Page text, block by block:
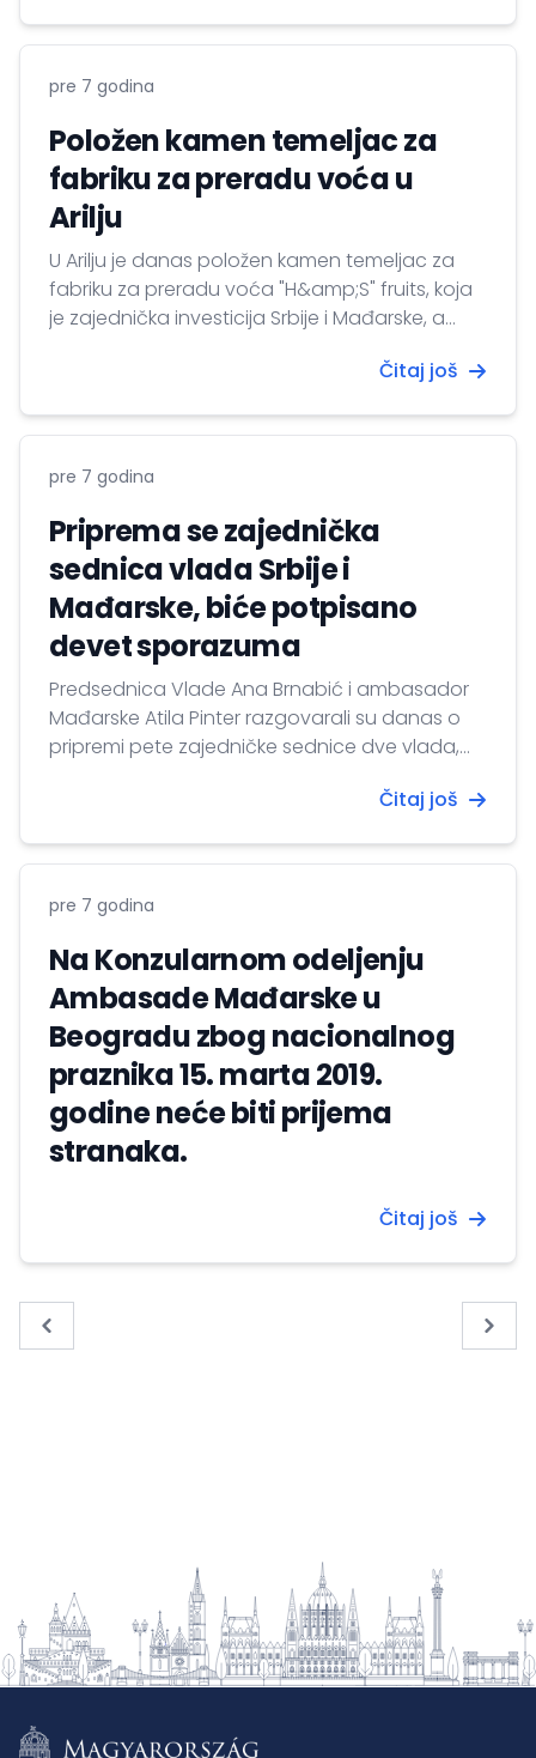
pre 7 godina
Položen kamen temeljac za
fabriku za preradu voća u
Arilju
U Arilju je danas položen kamen temeljac za
fabriku za preradu voća "H&amp;S" fruits, koja
je zajednička investicija Srbije i Mađarske, a
rekao je da su prerada voća i izvoz uČitaj još
pre 7 godina
Priprema se zajednička
sednica vlada Srbije i
Mađarske, biće potpisano
devet sporazuma
Predsednica Vlade Ana Brnabić i ambasador
Mađarske Atila Pinter razgovarali su danas o
pripremi pete zajedničke sednice dve vlada,
Čitaj još
pre 7 godina
Na Konzularnom odeljenju
Ambasade Mađarske u
Beogradu zbog nacionalnog
praznika 15. marta 2019.
godine neće biti prijema
stranaka.
Čitaj još
« Previous Next